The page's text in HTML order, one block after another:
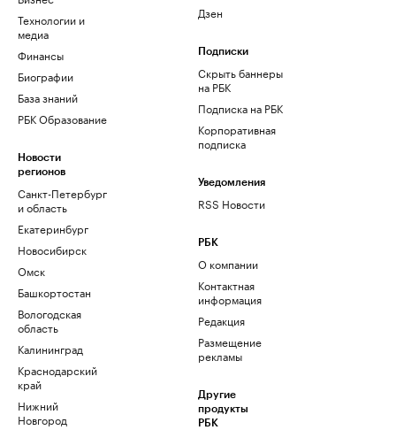
Технологии и
медиа
Финансы
Биографии
База знаний
РБК Образование
Новости
регионов
Санкт-Петербург
и область
Екатеринбург
Новосибирск
Омск
Башкортостан
Вологодская
область
Калининград
Краснодарский
край
Нижний
Новгород
Дзен
Подписки
Скрыть баннеры
на РБК
Подписка на РБК
Корпоративная
подписка
Уведомления
RSS Новости
РБК
О компании
Контактная
информация
Редакция
Размещение
рекламы
Другие
продукты
РБК